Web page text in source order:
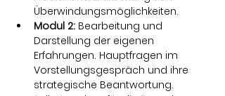
Überwindungsmöglichkeiten.
Modul 2: Bearbeitung und
Darstellung der eigenen
Erfahrungen. Hauptfragen im
Vorstellungsgespräch und ihre
strategische Beantwortung.